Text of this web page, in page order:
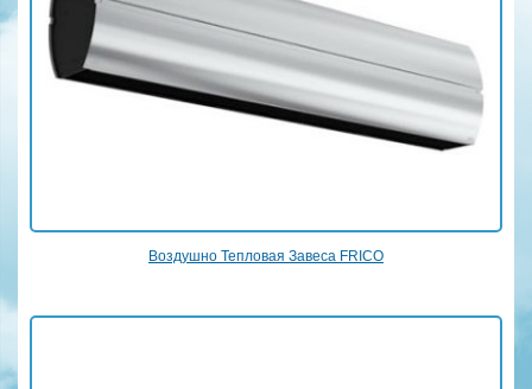
Воздушно Тепловая Завеса FRICO